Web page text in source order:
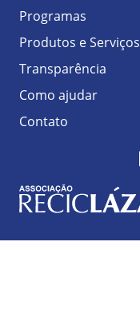
Programas
Produtos e Serviços
Transparência
Como ajudar
Contato